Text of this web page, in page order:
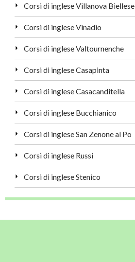
Corsi di inglese Villanova Biellese
Corsi di inglese Vinadio
Corsi di inglese Valtournenche
Corsi di inglese Casapinta
Corsi di inglese Casacanditella
Corsi di inglese Bucchianico
Corsi di inglese San Zenone al Po
Corsi di inglese Russi
Corsi di inglese Stenico